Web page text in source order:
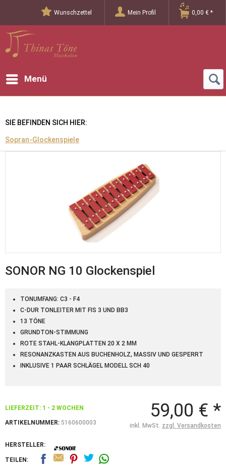
Wunschzettel Mein Profil 0,00 € *
Menü
SIE BEFINDEN SICH HIER:
Sopran-Glockenspiele
SONOR NG 10 Glockenspiel
TONUMFANG: C3 - F4
C-DUR TONLEITER MIT FIS 3 UND BB3
13 TÖNE
GRUNDTON-STIMMUNG
ROTE STAHL-KLANGPLATTEN 20 X 2 MM
RESONANZKASTEN AUS BUCHENHOLZ, MASSIV UND GESPERRT
INKLUSIVE 1 PAAR SCHLÄGEL MODELL SCH 40
LIEFERZEIT: 1 - 2 WOCHEN
ARTIKELNUMMER: 5160600003
HERSTELLER:
59,00 € *
inkl. MwSt. zzgl. Versandkosten
TEILEN: